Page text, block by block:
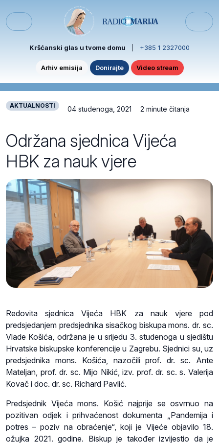
Menu
Kršćanski glas u tvome domu +385 1 2327000
Arhiv emisija Donirajte Video stream
AKTUALNOSTI 04 studenoga, 2021 2 minute čitanja
Održana sjednica Vijeća
HBK za nauk vjere
Redovita sjednica Vijeća HBK za nauk vjere pod
predsjedanjem predsjednika sisačkog biskupa mons. dr. sc.
Vlade Košića, održana je u srijedu 3. studenoga u sjedištu
Hrvatske biskupske konferencije u Zagrebu. Sjednici su, uz
predsjednika mons. Košića, nazočili prof. dr. sc. Ante
Mateljan, prof. dr. sc. Mijo Nikić, izv. prof. dr. sc. s. Valerija
Kovač i doc. dr. sc. Richard Pavlić.
Predsjednik Vijeća mons. Košić najprije se osvrnuo na
pozitivan odjek i prihvaćenost dokumenta „Pandemija i
potres – poziv na obraćenje“, koji je Vijeće objavilo 18.
ožujka 2021. godine. Biskup je također izvijestio da je